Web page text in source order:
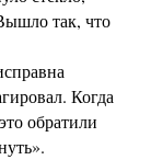
так, что
Когда
обратили